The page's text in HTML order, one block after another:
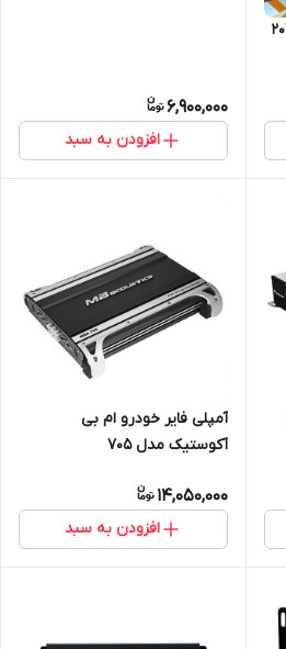
6,900,000
افزودن به سبد
آمپلی فایر خودرو ام بی
آکوستیک مدل 705
14,050,000
افزودن به سبد